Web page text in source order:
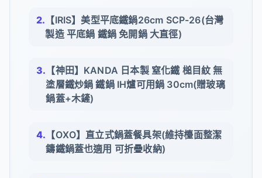
【IRIS】美型平底鐵鍋26cm SCP-26(台灣
製造 平底鍋 鐵鍋 免開鍋 大直徑)
【神田】KANDA 日本製 窒化鐵 槌目紋 無
塗層鐵炒鍋 鐵鍋 IH爐可用鍋 30cm(贈玻璃
鍋蓋+木鏟)
【OXO】直立式鍋蓋餐具架(維持檯面整潔
鑄鐵鍋蓋也適用 可折疊收納)